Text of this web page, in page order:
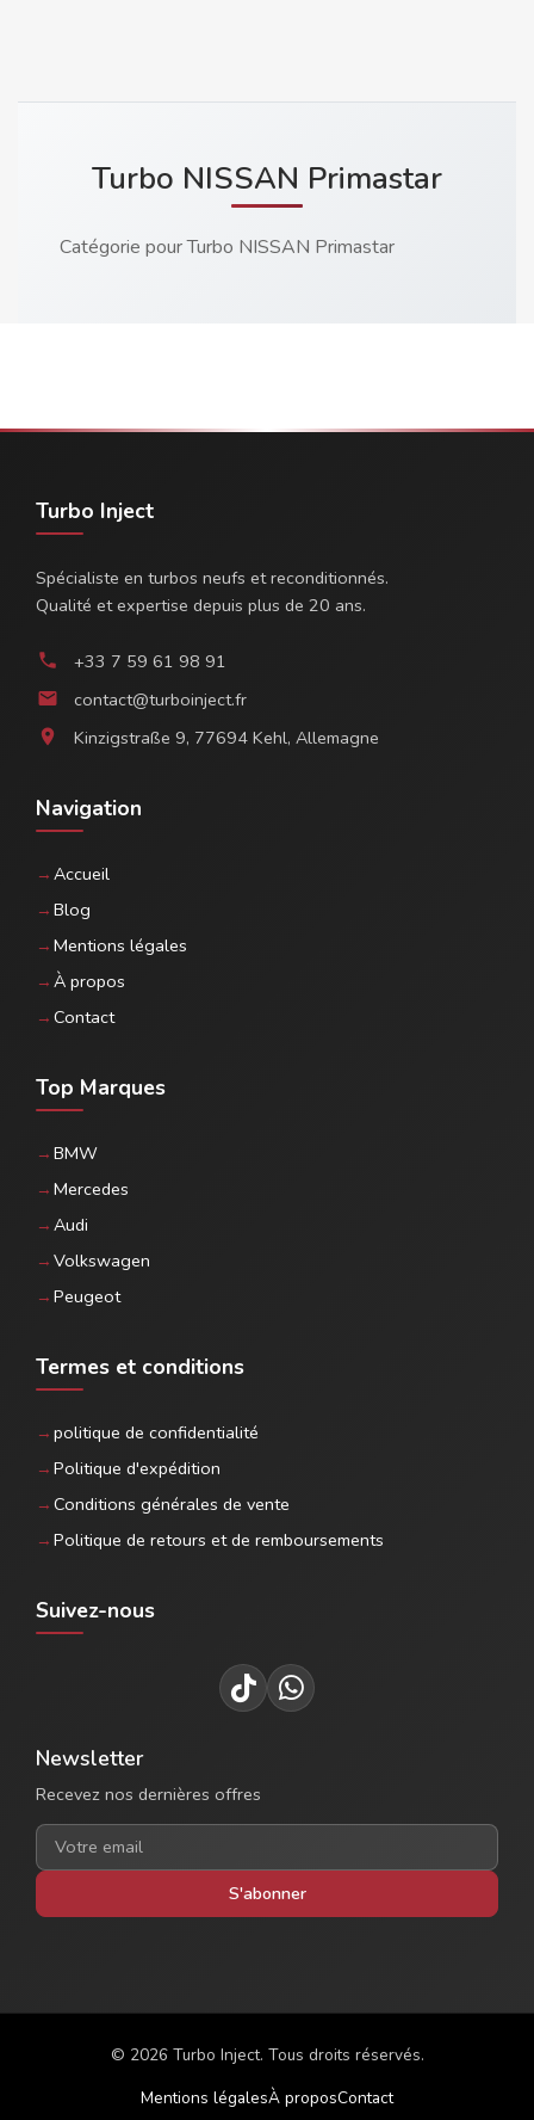
Turbo NISSAN Primastar
Catégorie pour Turbo NISSAN Primastar
Turbo Inject
Spécialiste en turbos neufs et reconditionnés.
Qualité et expertise depuis plus de 20 ans.
phone +33 7 59 61 98 91
email contact@turboinject.fr
location_on Kinzigstraße 9, 77694 Kehl, Allemagne
Navigation
Accueil
Blog
Mentions légales
À propos
Contact
Top Marques
BMW
Mercedes
Audi
Volkswagen
Peugeot
Termes et conditions
politique de confidentialité
Politique d'expédition
Conditions générales de vente
Politique de retours et de remboursements
Suivez-nous
Newsletter
Recevez nos dernières offres
S'abonner
© 2026 Turbo Inject. Tous droits réservés.
Mentions légalesÀ proposContact